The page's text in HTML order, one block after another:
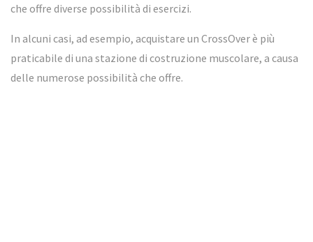
che offre diverse possibilità di esercizi.
In alcuni casi, ad esempio, acquistare un CrossOver è più
praticabile di una stazione di costruzione muscolare, a causa
delle numerose possibilità che offre.